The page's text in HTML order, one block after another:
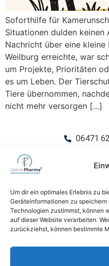
Um dir ein optimales Erlebnis zu
Geräteinformationen zu
Technologien zustimmst, können
auf dieser Website verarbeiten.
zurückziehst, können bestimmte
Soforthilfe für
Situationen dulden keinen
Nachricht über eine kleine
Weilburg erreichte, war
um Projekte, Prioritäten
es um Leben. Der
Tiere übernommen,
nicht mehr versorgen […]
06471